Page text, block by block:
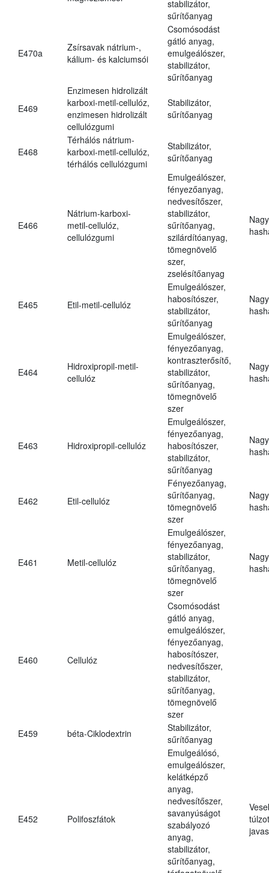
stabilizátor,
sűrítőanyag
E470a
Zsírsavak nátrium-,
kálium- és kalciumsói
Csomósodást
gátló anyag,
emulgeálószer,
stabilizátor,
sűrítőanyag
E469
Enzimesen hidrolizált
karboxi-metil-cellulóz,
enzimesen hidrolizált
cellulózgumi
Stabilizátor,
sűrítőanyag
E468
Térhálós nátrium-
karboxi-metil-cellulóz,
térhálós cellulózgumi
Stabilizátor,
sűrítőanyag
E466
Nátrium-karboxi-
metil-cellulóz,
cellulózgumi
Emulgeálószer,
fényezőanyag,
nedvesítőszer,
stabilizátor,
sűrítőanyag,
szilárdítóanyag,
tömegnövelő
szer,
zselésítőanyag
E465 Etil-metil-cellulóz
Emulgeálószer,
habosítószer,
stabilizátor,
sűrítőanyag
E464
Hidroxipropil-metil-
cellulóz
Emulgeálószer,
fényezőanyag,
kontraszterősítő,
stabilizátor,
sűrítőanyag,
tömegnövelő
szer
E463 Hidroxipropil-cellulóz
Emulgeálószer,
fényezőanyag,
habosítószer,
stabilizátor,
sűrítőanyag
E462 Etil-cellulóz
Fényezőanyag,
sűrítőanyag,
tömegnövelő
szer
E461 Metil-cellulóz
Emulgeálószer,
fényezőanyag,
stabilizátor,
sűrítőanyag,
tömegnövelő
szer
E460 Cellulóz
Csomósodást
gátló anyag,
emulgeálószer,
fényezőanyag,
habosítószer,
nedvesítőszer,
stabilizátor,
sűrítőanyag,
tömegnövelő
szer
E459
béta-Ciklodextrin
Stabilizátor,
sűrítőanyag
E452 Polifoszfátok
Emulgeálósó,
emulgeálószer,
kelátképző
anyag,
nedvesítőszer,
savanyúságot
szabályozó
anyag,
stabilizátor,
sűrítőanyag,